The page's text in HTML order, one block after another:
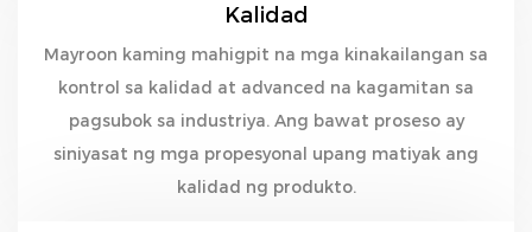
Kalidad
Mayroon kaming mahigpit na mga kinakailangan sa
kontrol sa kalidad at advanced na kagamitan sa
pagsubok sa industriya. Ang bawat proseso ay
siniyasat ng mga propesyonal upang matiyak ang
kalidad ng produkto.